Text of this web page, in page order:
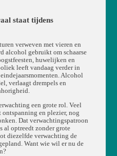
staat tijdens
verweven met vieren en
alcohol gebruikt om schaarse
huwelijken en
leeft vandaag verder in
Alcohol
verlaagt drempels en
een grote rol. Veel
ontspanning en plezier, nog
Dat verwachtingspatroon
al optreedt zonder grote
diezelfde verwachting de
Want wie wil er nu de